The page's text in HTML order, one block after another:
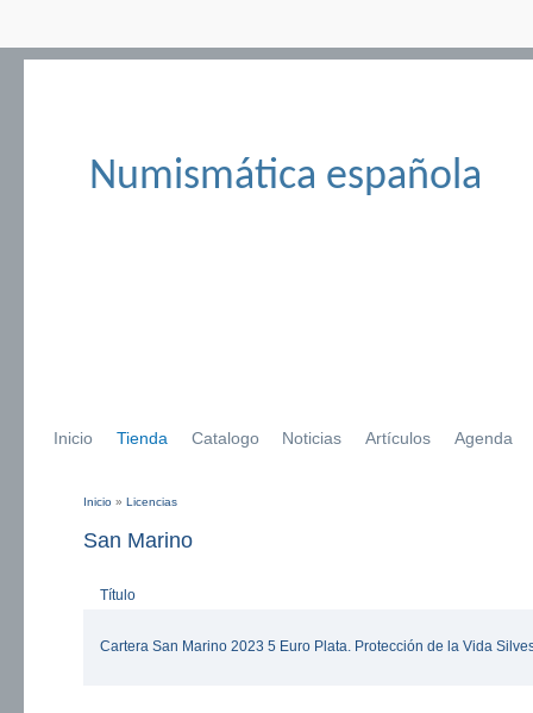
Numismática española
Inicio Tienda Catalogo Noticias Artículos Agenda
Inicio » Licencias
San Marino
Título
Cartera San Marino 2023 5 Euro Plata. Protección de la Vida